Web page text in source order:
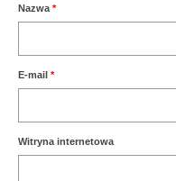
Nazwa *
E-mail *
Witryna internetowa